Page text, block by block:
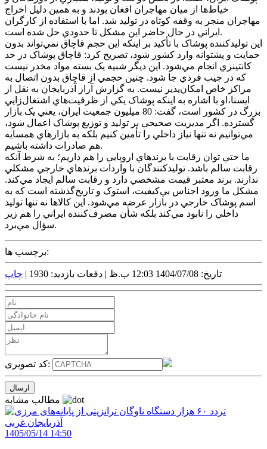
خياط‌ها از ميان مهاجران افغان بودند و به همين دليل اخراج
مهاجران منجر به وقفه کوتاه در توليد شد. اما با استفاده از کارگران
ايراني در حال حاضر اين مشکل تا حدودي حل شده است.
اين توليدکننده پوشاک با تأکيد بر اينکه اين حجم قاچاق نمي‌تواند بدون
حمايت و پشتوانه وارد کشور شود، تصريح کرد: قاچاق پوشاک در حد
کانتينري انجام مي‌شود. اين ديگر شبيه يک بسته مواد مخدر نيست
که در جيب فردي جا شود. چنين حجمي از قاچاق بدون اتصال به
مراکز خاص امکان‌پذير نيست. به گزارش آراز آذربايجان به نقل از
ايسنا،او با اشاره به اينکه پوشاک يکي از ظرفيت‌هاي اشتغال‌زايي
بزرگ در کشور است، گفت: 80 ميليون جمعيت ايران، يعني يک بازار
گسترده. اگر مديريت صحيحي بر توليد و توزيع پوشاک اعمال شود،
مي‌توانيم نه تنها نياز داخلي را تأمين کنيم بلکه به بازارهاي همسايه
هم صادرات داشته باشيم.
ما حتي توان رقابت با برندهاي اروپايي را هم داريم؛ به شرط آنکه
رقابت سالم باشد. توليدکنندگان با واردات برندهاي خارجي مشکلي
ندارند. برند معتبر قيمت مشخصي دارد و رقابت سالم ايجاد مي‌کند.
مشکل ما ورود اجناس بي‌کيفيت، استوک و تاريخ‌گذشته است که به
اسم پوشاک خارجي در بازار عرضه مي‌شود. اين کالاها نه تنها توليد
داخلي را نابود مي‌کند بلکه شأن مصرف‌کننده ايراني را هم زير
سؤال مي‌برد.
برچسب ها:
تاریخ: 1404/07/08 12:03 ب.ظ | دفعات بازدید: 1930 | چاپ
کد تصویری:
1405/05/14 14:50